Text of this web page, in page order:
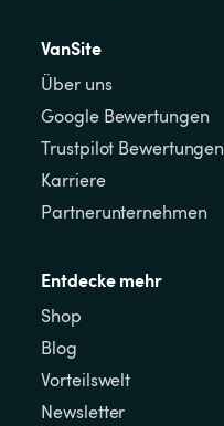
VanSite
Über uns
Google Bewertungen
Trustpilot Bewertungen
Karriere
Partnerunternehmen
Entdecke mehr
Shop
Blog
Vorteilswelt
Newsletter